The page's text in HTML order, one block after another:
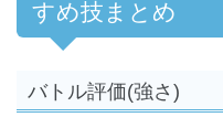
すめ技まとめ
バトル評価(強さ)